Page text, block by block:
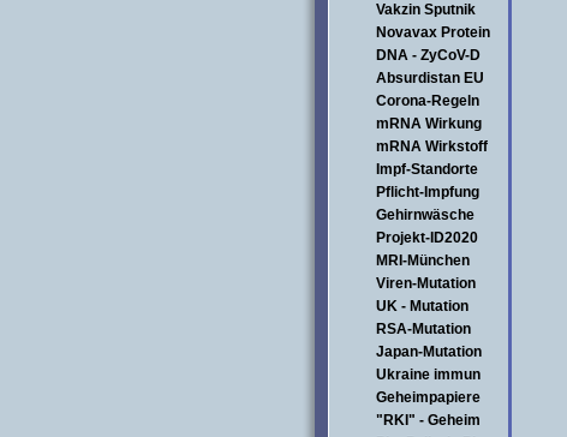
Vakzin Sputnik
Novavax Protein
DNA - ZyCoV-D
Absurdistan EU
Corona-Regeln
mRNA Wirkung
mRNA Wirkstoff
Impf-Standorte
Pflicht-Impfung
Gehirnwäsche
Projekt-ID2020
MRI-München
Viren-Mutation
UK - Mutation
RSA-Mutation
Japan-Mutation
Ukraine immun
Geheimpapiere
"RKI" - Geheim